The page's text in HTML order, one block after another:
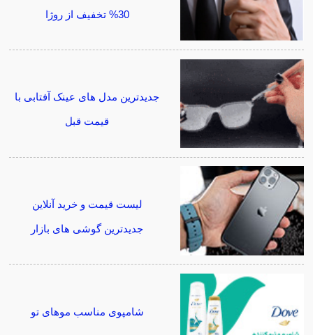
30% تخفیف از روژا
جدیدترین مدل های عینک آفتابی با
قیمت قبل
لیست قیمت و خرید آنلاین
جدیدترین گوشی های بازار
شامپوی مناسب موهای تو